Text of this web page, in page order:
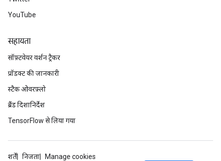
YouTube
सहायता
सॉफ़्टवेयर वर्शन ट्रैकर
प्रॉडक्ट की जानकारी
स्टैक ओवरफ़्लो
ब्रैंड दिशानिर्देश
TensorFlow से लिया गया
शर्तें निजता
Manage cookies